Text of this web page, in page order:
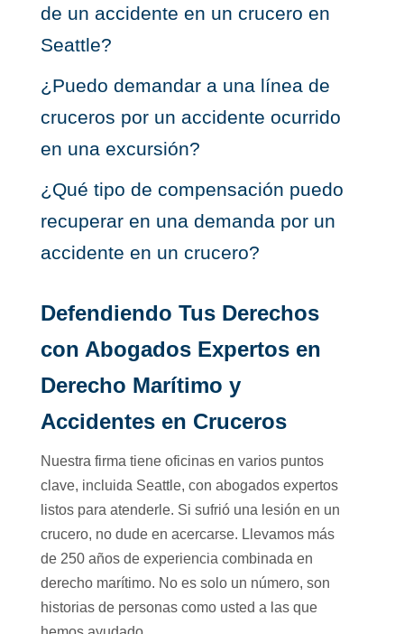
de un accidente en un crucero en
Seattle?
¿Puedo demandar a una línea de
cruceros por un accidente ocurrido
en una excursión?
¿Qué tipo de compensación puedo
recuperar en una demanda por un
accidente en un crucero?
Defendiendo Tus Derechos
con Abogados Expertos en
Derecho Marítimo y
Accidentes en Cruceros
Nuestra firma tiene oficinas en varios puntos
clave, incluida Seattle, con abogados expertos
listos para atenderle. Si sufrió una lesión en un
crucero, no dude en acercarse. Llevamos más
de 250 años de experiencia combinada en
derecho marítimo. No es solo un número, son
historias de personas como usted a las que